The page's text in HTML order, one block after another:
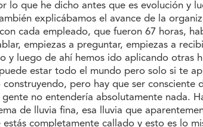
lo que he dicho antes que es evolución y
explicábamos el avance de la
cada empleado, que fueron 67 horas,
empiezas a preguntar, empiezas a
y luego de ahí hemos ido aplicando otras
estar todo el mundo pero solo si te
pero hay que ser
no entendería absolutamente nada.
de lluvia fina, esa lluvia que
completamente callado y esto es lo